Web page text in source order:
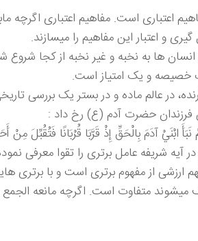
اعتباری است. مفاهیم اعتباری
و اعتبار این مفاهیم را میسازند.
انسان ها به نخبه و غیر نخبه از کجا شروع
خصیصه و یک امتیاز است.
در عالم ماده و در بستر یک بررسی
فرزندان حضرت آدم (ع) رخ داد :
نَبَأَ ابْنَيْ آدَمَ بِالْحَقِّ إِذْ قَرَّبَا قُرْبَانًا فَتُقُبِّلَ
آیه شریفه عامل برتری را تقوا معرفی
ارزشی از مفهوم برتری است و با برتری
میشوند متفاوت است. اگرچه مانعه الجمع